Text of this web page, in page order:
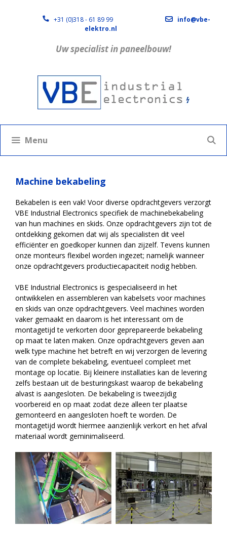
+31 (0)318 - 61 89 99
info@vbe-
elektro.nl
Uw specialist in paneelbouw!
Menu
Machine bekabeling
Bekabelen is een vak! Voor diverse opdrachtgevers verzorgt
VBE Industrial Electronics specifiek de machinebekabeling
van hun machines en skids. Onze opdrachtgevers zijn tot de
ontdekking gekomen dat wij als specialisten dit veel
efficiënter en goedkoper kunnen dan zijzelf. Tevens kunnen
onze monteurs flexibel worden ingezet; namelijk wanneer
onze opdrachtgevers productiecapaciteit nodig hebben.
VBE Industrial Electronics is gespecialiseerd in het
ontwikkelen en assembleren van kabelsets voor machines
en skids van onze opdrachtgevers. Veel machines worden
vaker gemaakt en daarom is het interessant om de
montagetijd te verkorten door geprepareerde bekabeling
op maat te laten maken. Onze opdrachtgevers geven aan
welk type machine het betreft en wij verzorgen de levering
van de complete bekabeling, eventueel compleet met
montage op locatie. Bij kleinere installaties kan de levering
zelfs bestaan uit de besturingskast waarop de bekabeling
alvast is aangesloten. De bekabeling is tweezijdig
voorbereid en op maat zodat deze alleen ter plaatse
gemonteerd en aangesloten hoeft te worden. De
montagetijd wordt hiermee aanzienlijk verkort en het afval
materiaal wordt geminimaliseerd.